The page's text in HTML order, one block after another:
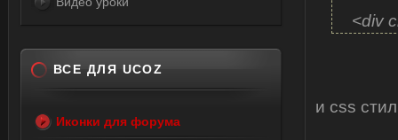
<div
и css
ВСЕ ДЛЯ UCOZ
Иконки для форума